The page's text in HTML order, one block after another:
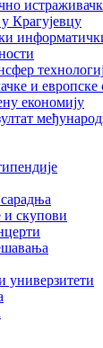
Крагујевцу
и европске
економију
и скупови
универзитети